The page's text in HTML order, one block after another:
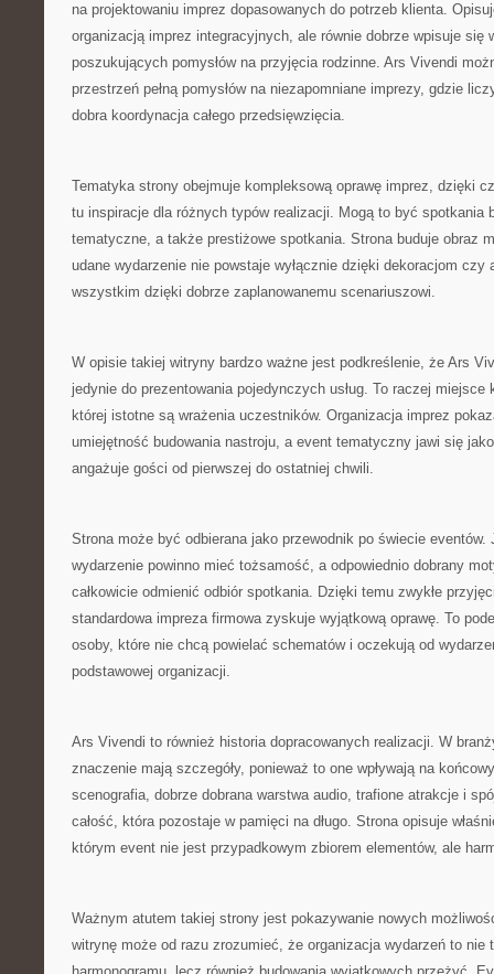
na projektowaniu imprez dopasowanych do potrzeb klienta.
organizacją imprez integracyjnych, ale równie dobrze wpisuje się
poszukujących pomysłów na przyjęcia rodzinne. Ars Vivendi
przestrzeń pełną pomysłów na niezapomniane imprezy, gdzie
dobra koordynacja całego przedsięwzięcia.
Tematyka strony obejmuje kompleksową oprawę imprez, dzięki
tu inspiracje dla różnych typów realizacji. Mogą to być spotkania
tematyczne, a także prestiżowe spotkania. Strona buduje obraz
udane wydarzenie nie powstaje wyłącznie dzięki dekoracjom czy
wszystkim dzięki dobrze zaplanowanemu scenariuszowi.
W opisie takiej witryny bardzo ważne jest podkreślenie, że Ars
jedynie do prezentowania pojedynczych usług. To raczej miejsce
której istotne są wrażenia uczestników. Organizacja imprez
umiejętność budowania nastroju, a event tematyczny jawi się
angażuje gości od pierwszej do ostatniej chwili.
Strona może być odbierana jako przewodnik po świecie
wydarzenie powinno mieć tożsamość, a odpowiednio dobrany
całkowicie odmienić odbiór spotkania. Dzięki temu zwykłe
standardowa impreza firmowa zyskuje wyjątkową oprawę. To
osoby, które nie chcą powielać schematów i oczekują od
podstawowej organizacji.
Ars Vivendi to również historia dopracowanych realizacji. W
znaczenie mają szczegóły, ponieważ to one wpływają na
scenografia, dobrze dobrana warstwa audio, trafione atrakcje i
całość, która pozostaje w pamięci na długo. Strona opisuje
którym event nie jest przypadkowym zbiorem elementów, ale
Ważnym atutem takiej strony jest pokazywanie nowych
witrynę może od razu zrozumieć, że organizacja wydarzeń to